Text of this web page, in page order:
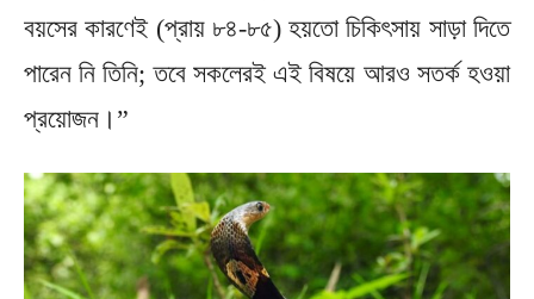
বয়সের কারণেই (প্রায় ৮৪-৮৫) হয়তো চিকিৎসায় সাড়া দিতে
পারেন নি তিনি; তবে সকলেরই এই বিষয়ে আরও সতর্ক হওয়া
প্রয়োজন।”